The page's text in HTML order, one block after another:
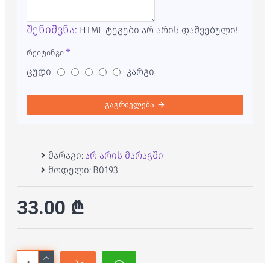
შენიშვნა: HTML ტეგები არ არის დაშვებული!
რეიტინგი
ცუდი კარგი
გაგრძელება
მარაგი: არ არის მარაგში
მოდელი: B0193
33.00 ₾